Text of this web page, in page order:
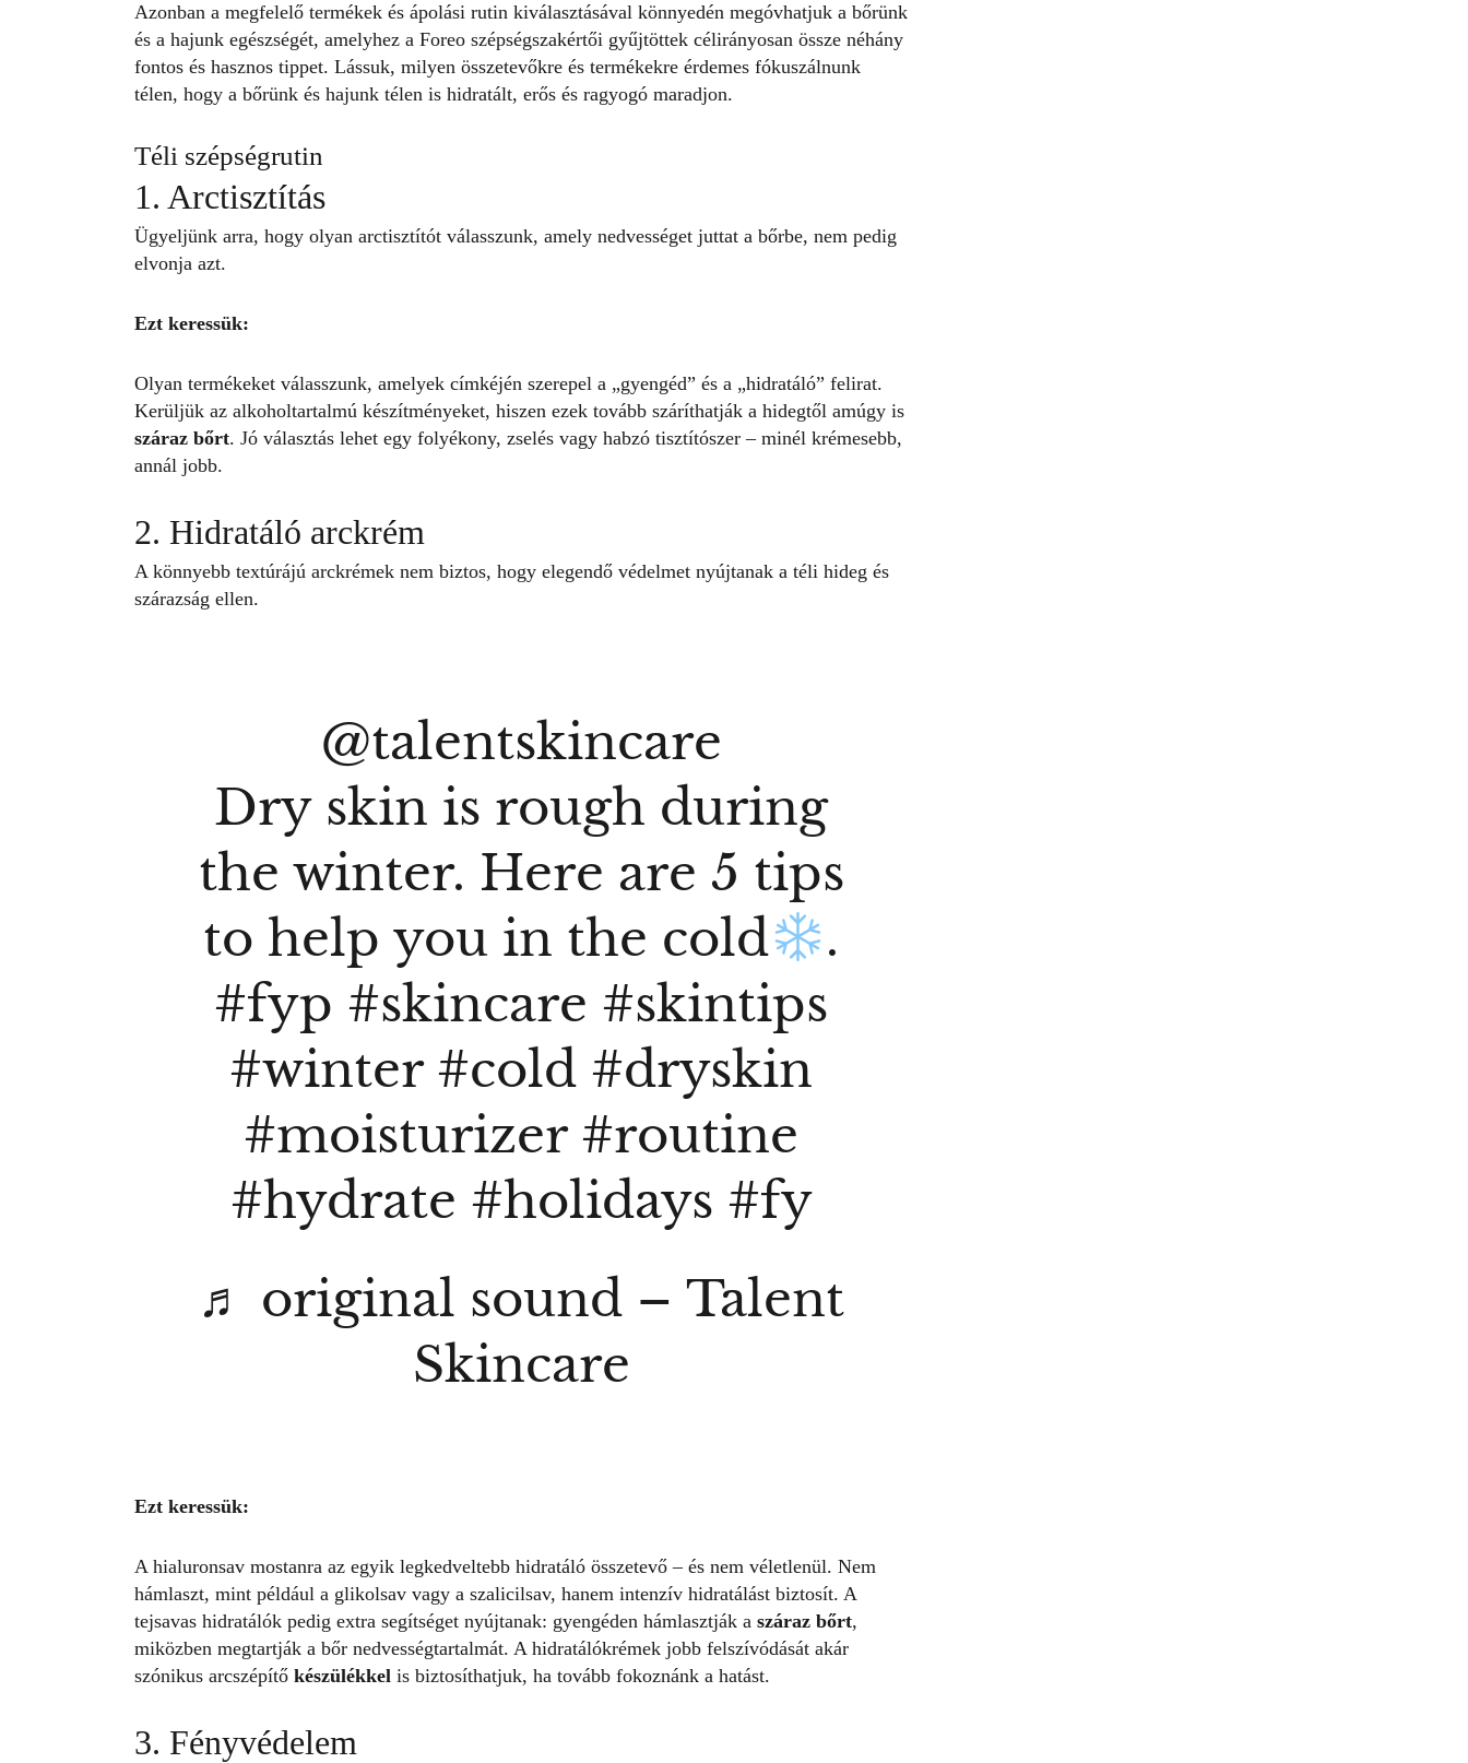
Azonban a megfelelő termékek és ápolási rutin kiválasztásával könnyedén megóvhatjuk a bőrünk
és a hajunk egészségét, amelyhez a Foreo szépségszakértői gyűjtöttek célirányosan össze néhány
fontos és hasznos tippet. Lássuk, milyen összetevőkre és termékekre érdemes fókuszálnunk
télen, hogy a bőrünk és hajunk télen is hidratált, erős és ragyogó maradjon.
Téli szépségrutin
1. Arctisztítás
Ügyeljünk arra, hogy olyan arctisztítót válasszunk, amely nedvességet juttat a bőrbe, nem pedig
elvonja azt.
Ezt keressük:
Olyan termékeket válasszunk, amelyek címkéjén szerepel a „gyengéd” és a „hidratáló” felirat.
Kerüljük az alkoholtartalmú készítményeket, hiszen ezek tovább száríthatják a hidegtől amúgy is
száraz bőrt. Jó választás lehet egy folyékony, zselés vagy habzó tisztítószer – minél krémesebb,
annál jobb.
2. Hidratáló arckrém
A könnyebb textúrájú arckrémek nem biztos, hogy elegendő védelmet nyújtanak a téli hideg és
szárazság ellen.
@talentskincare
Dry skin is rough during
the winter. Here are 5 tips
to help you in the cold
.
#fyp #skincare #skintips
#winter #cold #dryskin
#moisturizer #routine
#hydrate #holidays #fy
♬ original sound – Talent
Skincare
Ezt keressük:
A hialuronsav mostanra az egyik legkedveltebb hidratáló összetevő – és nem véletlenül. Nem
hámlaszt, mint például a glikolsav vagy a szalicilsav, hanem intenzív hidratálást biztosít. A
tejsavas hidratálók pedig extra segítséget nyújtanak: gyengéden hámlasztják a száraz bőrt,
miközben megtartják a bőr nedvességtartalmát. A hidratálókrémek jobb felszívódását akár
szónikus arcszépítő készülékkel is biztosíthatjuk, ha tovább fokoznánk a hatást.
3. Fényvédelem